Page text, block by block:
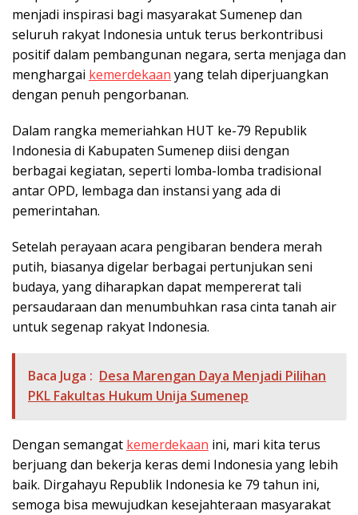
menjadi inspirasi bagi masyarakat Sumenep dan
seluruh rakyat Indonesia untuk terus berkontribusi
positif dalam pembangunan negara, serta menjaga dan
menghargai kemerdekaan yang telah diperjuangkan
dengan penuh pengorbanan.
Dalam rangka memeriahkan HUT ke-79 Republik
Indonesia di Kabupaten Sumenep diisi dengan
berbagai kegiatan, seperti lomba-lomba tradisional
antar OPD, lembaga dan instansi yang ada di
pemerintahan.
Setelah perayaan acara pengibaran bendera merah
putih, biasanya digelar berbagai pertunjukan seni
budaya, yang diharapkan dapat mempererat tali
persaudaraan dan menumbuhkan rasa cinta tanah air
untuk segenap rakyat Indonesia.
Baca Juga : Desa Marengan Daya Menjadi Pilihan
PKL Fakultas Hukum Unija Sumenep
Dengan semangat kemerdekaan ini, mari kita terus
berjuang dan bekerja keras demi Indonesia yang lebih
baik. Dirgahayu Republik Indonesia ke 79 tahun ini,
semoga bisa mewujudkan kesejahteraan masyarakat